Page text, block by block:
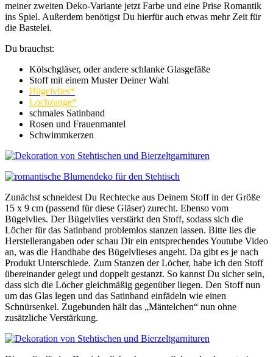
meiner zweiten Deko-Variante jetzt Farbe und eine Prise Romantik
ins Spiel. Außerdem benötigst Du hierfür auch etwas mehr Zeit für
die Bastelei.
Du brauchst:
Kölschgläser, oder andere schlanke Glasgefäße
Stoff mit einem Muster Deiner Wahl
Bügelvlies*
Lochzange*
schmales Satinband
Rosen und Frauenmantel
Schwimmkerzen
Zunächst schneidest Du Rechtecke aus Deinem Stoff in der Größe
15 x 9 cm (passend für diese Gläser) zurecht. Ebenso vom
Bügelvlies. Der Bügelvlies verstärkt den Stoff, sodass sich die
Löcher für das Satinband problemlos stanzen lassen. Bitte lies die
Herstellerangaben oder schau Dir ein entsprechendes Youtube Video
an, was die Handhabe des Bügelvlieses angeht. Da gibt es je nach
Produkt Unterschiede. Zum Stanzen der Löcher, habe ich den Stoff
übereinander gelegt und doppelt gestanzt. So kannst Du sicher sein,
dass sich die Löcher gleichmäßig gegenüber liegen. Den Stoff nun
um das Glas legen und das Satinband einfädeln wie einen
Schnürsenkel. Zugebunden hält das „Mäntelchen“ nun ohne
zusätzliche Verstärkung.